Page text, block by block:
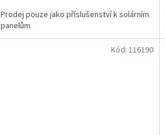
Prodej pouze jako příslušenství k solárním
panelům
Kód: 116190